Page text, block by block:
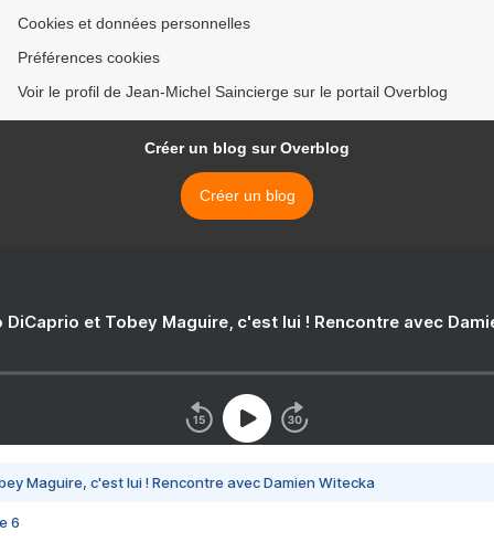
Cookies et données personnelles
Préférences cookies
Voir le profil de Jean-Michel Saincierge sur le portail Overblog
Créer un blog sur Overblog
Créer un blog
DiCaprio et Tobey Maguire, c'est lui ! Rencontre avec
Maguire, c'est lui ! Rencontre avec Damien Witecka
6